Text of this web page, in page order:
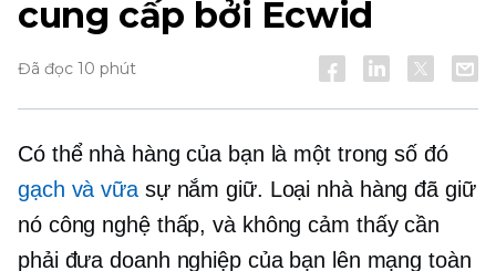
cung cấp bởi Ecwid
Đã đọc 10 phút
Có thể nhà hàng của bạn là một trong số đó
gạch và vữa sự nắm giữ. Loại nhà hàng đã giữ
nó công nghệ thấp, và không cảm thấy cần
phải đưa doanh nghiệp của bạn lên mạng toàn